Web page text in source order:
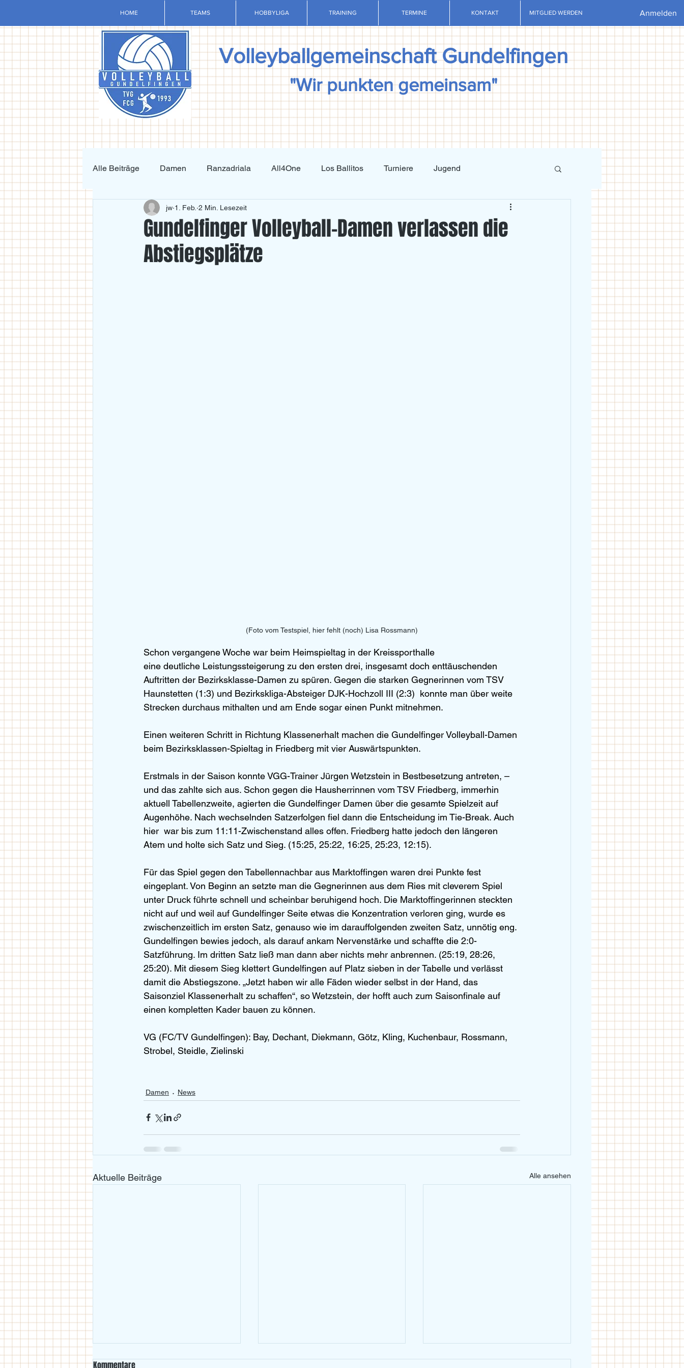
HOME TEAMS HOBBYLIGA TRAINING TERMINE KONTAKT MITGLIED WERDEN Anmelden
Volleyballgemeinschaft Gundelfingen
"Wir punkten gemeinsam"
Alle Beiträge Damen Ranzadriala All4One Los Ballitos Turniere Jugend
Krafttraining und Vorbereitung Techniktraining
U11/U12 U14 Left Overs
Gundelfinger Volleyball-Damen verlassen die
Abstiegsplätze
jw 1. Feb. 2 Min. Lesezeit
(Foto vom Testspiel, hier fehlt (noch) Lisa Rossmann)
Schon vergangene Woche war beim Heimspieltag in der Kreissporthalle
eine deutliche Leistungssteigerung zu den ersten drei, insgesamt doch enttäuschenden
Auftritten der Bezirksklasse-Damen zu spüren. Gegen die starken Gegnerinnen vom TSV
Haunstetten (1:3) und Bezirkskliga-Absteiger DJK-Hochzoll III (2:3)  konnte man über weite
Strecken durchaus mithalten und am Ende sogar einen Punkt mitnehmen.
Einen weiteren Schritt in Richtung Klassenerhalt machen die Gundelfinger Volleyball-Damen
beim Bezirksklassen-Spieltag in Friedberg mit vier Auswärtspunkten.
Erstmals in der Saison konnte VGG-Trainer Jürgen Wetzstein in Bestbesetzung antreten, –
und das zahlte sich aus. Schon gegen die Hausherrinnen vom TSV Friedberg, immerhin
aktuell Tabellenzweite, agierten die Gundelfinger Damen über die gesamte Spielzeit auf
Augenhöhe. Nach wechselnden Satzerfolgen fiel dann die Entscheidung im Tie-Break. Auch
hier  war bis zum 11:11-Zwischenstand alles offen. Friedberg hatte jedoch den längeren
Atem und holte sich Satz und Sieg. (15:25, 25:22, 16:25, 25:23, 12:15).
Für das Spiel gegen den Tabellennachbar aus Marktoffingen waren drei Punkte fest
eingeplant. Von Beginn an setzte man die Gegnerinnen aus dem Ries mit cleverem Spiel
unter Druck führte schnell und scheinbar beruhigend hoch. Die Marktoffingerinnen steckten
nicht auf und weil auf Gundelfinger Seite etwas die Konzentration verloren ging, wurde es
zwischenzeitlich im ersten Satz, genauso wie im darauffolgenden zweiten Satz, unnötig eng.
Gundelfingen bewies jedoch, als darauf ankam Nervenstärke und schaffte die 2:0-
Satzführung. Im dritten Satz ließ man dann aber nichts mehr anbrennen. (25:19, 28:26,
25:20). Mit diesem Sieg klettert Gundelfingen auf Platz sieben in der Tabelle und verlässt
damit die Abstiegszone. „Jetzt haben wir alle Fäden wieder selbst in der Hand, das
Saisonziel Klassenerhalt zu schaffen“, so Wetzstein, der hofft auch zum Saisonfinale auf
einen kompletten Kader bauen zu können.
VG (FC/TV Gundelfingen): Bay, Dechant, Diekmann, Götz, Kling, Kuchenbaur, Rossmann,
Strobel, Steidle, Zielinski
Damen News
Aktuelle Beiträge Alle ansehen
Kommentare